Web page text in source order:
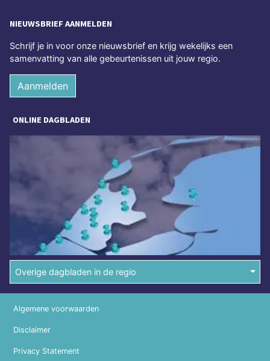
NIEUWSBRIEF AANMELDEN
Schrijf je in voor onze nieuwsbrief en krijg wekelijks een
samenvatting van alle gebeurtenissen uit jouw regio.
Aanmelden
ONLINE DAGBLADEN
Overige dagbladen in de regio
Algemene voorwaarden
Disclaimer
Privacy Statement